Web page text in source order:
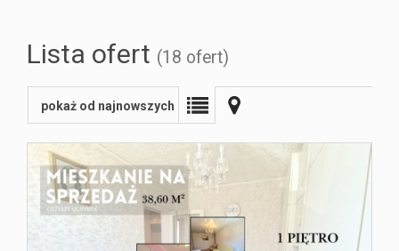
biznesowi
Rodo
Lista ofert (18 ofert)
pokaż od najnowszych